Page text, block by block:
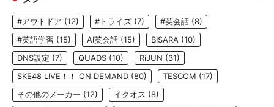
#アウトドア (12) #トライズ (7) #英会話 (8)
#英語学習 (15) AI英会話 (15) BISARA (10)
DNS設定 (7) QUADS (10) RiJUN (31)
SKE48 LIVE！！ ON DEMAND (80) TESCOM (17)
その他のメーカー (12) イクオス (8)